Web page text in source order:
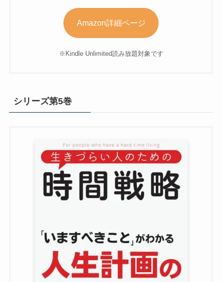
Amazon詳細ページ
※Kindle Unlimited読み放題対象です
シリーズ第5巻